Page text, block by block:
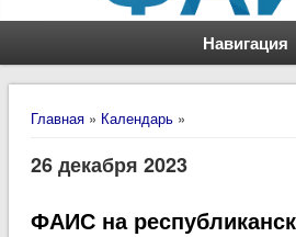
Навигация
Вы здесь
Главная» Календарь»
26 декабря 2023
ФАИС на